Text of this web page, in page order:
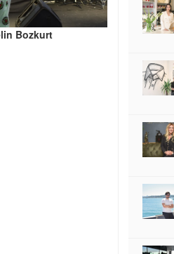
Bozkurt